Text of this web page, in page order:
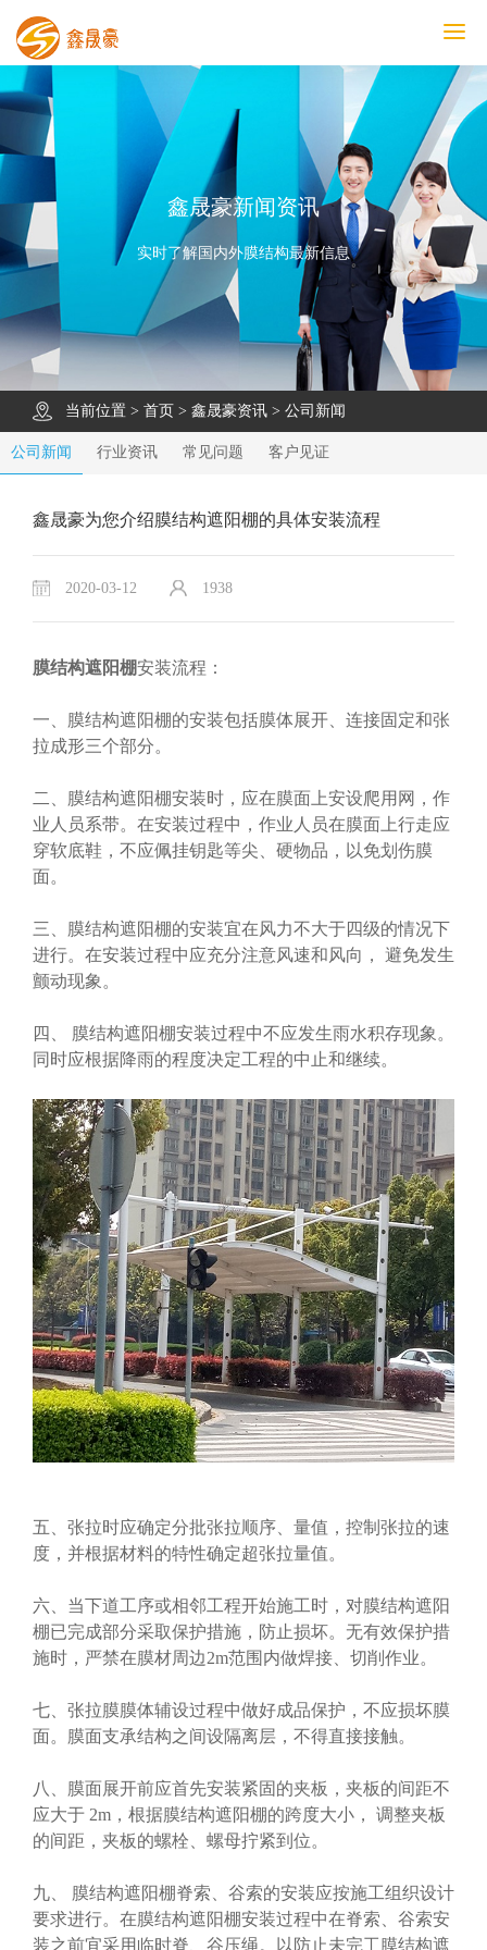
鑫晟豪首页
产品中心
工程案例
膜结构车棚
污水池反吊膜加盖
鑫晟豪资讯
关于鑫晟豪
联系鑫晟豪
鑫晟豪新闻资讯
实时了解国内外膜结构最新信息
当前位置 > 首页 > 鑫晟豪资讯 > 公司新闻
公司新闻 行业资讯 常见问题 客户见证
鑫晟豪为您介绍膜结构遮阳棚的具体安装流程
2020-03-12 1938
膜结构遮阳棚安装流程：
一、膜结构遮阳棚的安装包括膜体展开、连接固定和张
拉成形三个部分。
二、膜结构遮阳棚安装时，应在膜面上安设爬用网，作
业人员系带。在安装过程中，作业人员在膜面上行走应
穿软底鞋，不应佩挂钥匙等尖、硬物品，以免划伤膜
面。
三、膜结构遮阳棚的安装宜在风力不大于四级的情况下
进行。在安装过程中应充分注意风速和风向， 避免发生
颤动现象。
四、 膜结构遮阳棚安装过程中不应发生雨水积存现象。
同时应根据降雨的程度决定工程的中止和继续。
五、张拉时应确定分批张拉顺序、量值，控制张拉的速
度，并根据材料的特性确定超张拉量值。
六、当下道工序或相邻工程开始施工时，对膜结构遮阳
棚已完成部分采取保护措施，防止损坏。无有效保护措
施时，严禁在膜材周边2m范围内做焊接、切削作业。
七、张拉膜膜体辅设过程中做好成品保护，不应损坏膜
面。膜面支承结构之间设隔离层，不得直接接触。
八、膜面展开前应首先安装紧固的夹板，夹板的间距不
应大于 2m，根据膜结构遮阳棚的跨度大小， 调整夹板
的间距，夹板的螺栓、螺母拧紧到位。
九、 膜结构遮阳棚脊索、谷索的安装应按施工组织设计
要求进行。在膜结构遮阳棚安装过程中在脊索、谷索安
装之前宜采用临时脊、谷压绳。以防止未完工膜结构遮